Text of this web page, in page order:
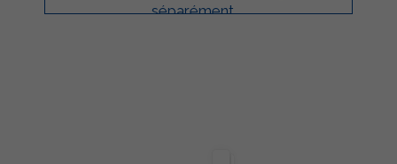
séparément ...